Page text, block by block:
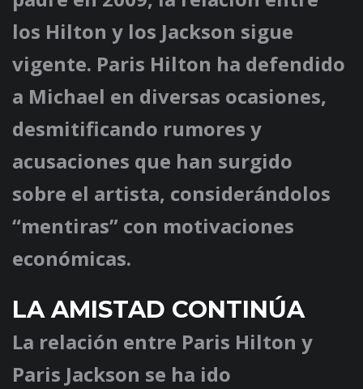
los Hilton y los Jackson sigue
vigente. Paris Hilton ha defendido
a Michael en diversas ocasiones,
desmitificando rumores y
acusaciones que han surgido
sobre el artista, considerándolos
“mentiras” con motivaciones
económicas.
LA AMISTAD CONTINÚA
La relación entre Paris Hilton y
Paris Jackson se ha ido